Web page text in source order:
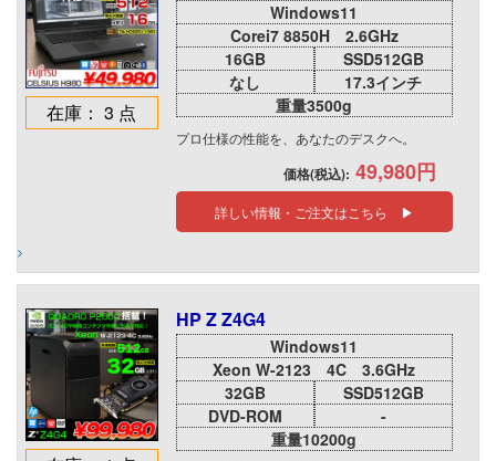
在庫： 3 点
Windows11
Corei7 8850H 2.6GHz
16GB
SSD512GB
なし
17.3インチ
重量3500g
プロ仕様の性能を、あなたのデスクへ。
価格(税込): 49,980円
詳しい情報・ご注文はこちら ▶
HP Z Z4G4
Windows11
Xeon W-2123 4C 3.6GHz
32GB
SSD512GB
DVD-ROM
-
重量10200g